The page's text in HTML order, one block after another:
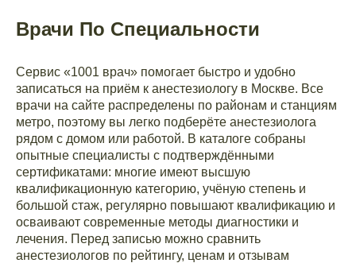
Врачи По Специальности
Сервис «1001 врач» помогает быстро и удобно
записаться на приём к анестезиологу в Москве. Все
врачи на сайте распределены по районам и станциям
метро, поэтому вы легко подберёте анестезиолога
рядом с домом или работой. В каталоге собраны
опытные специалисты с подтверждёнными
сертификатами: многие имеют высшую
квалификационную категорию, учёную степень и
большой стаж, регулярно повышают квалификацию и
осваивают современные методы диагностики и
лечения. Перед записью можно сравнить
анестезиологов по рейтингу, ценам и отзывам